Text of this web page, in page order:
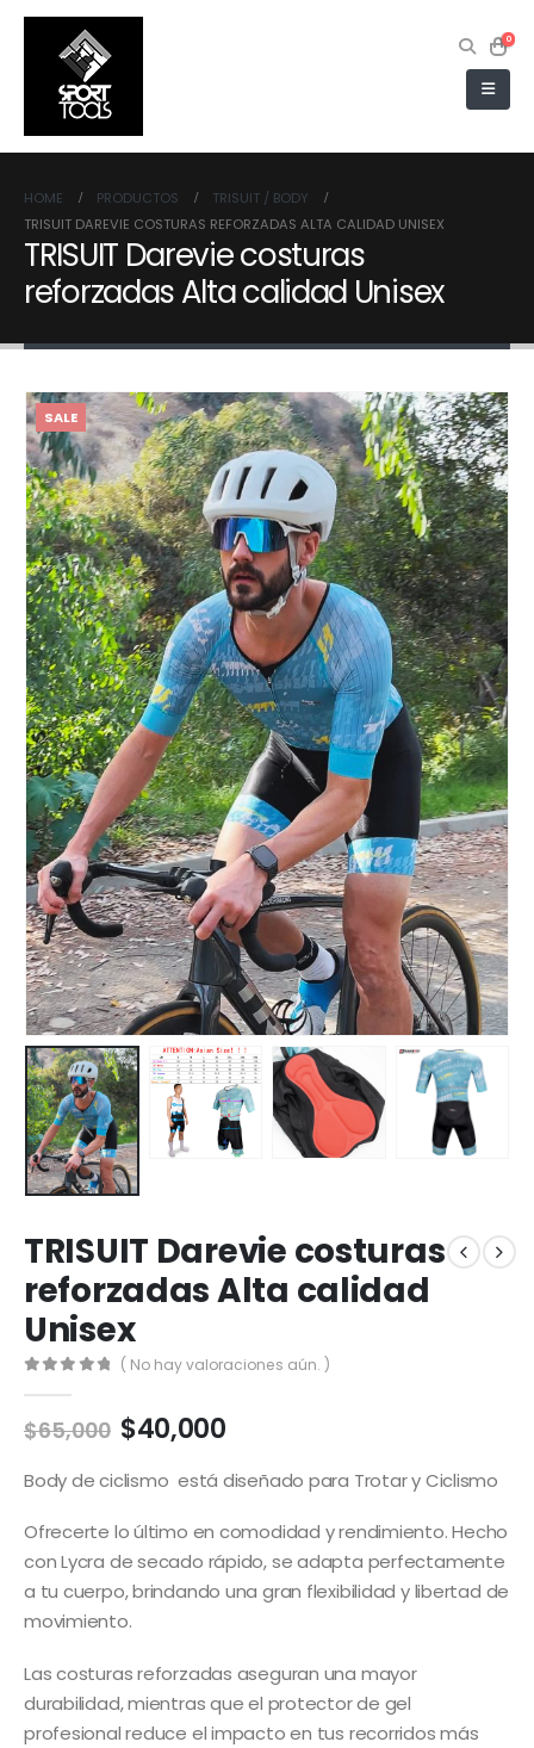
0
HOME PRODUCTOS
TRISUIT / BODY
TRISUIT DAREVIE COSTURAS REFORZADAS ALTA CALIDAD UNISEX
TRISUIT Darevie costuras
reforzadas Alta calidad Unisex
SALE
TRISUIT Darevie costuras
reforzadas Alta calidad
Unisex
( No hay valoraciones aún. )
$65,000 El
precio
original
$65,000.
$40,000El
actual
$40,000.
Body de ciclismo está diseñado para Trotar y Ciclismo
Ofrecerte lo último en comodidad y rendimiento. Hecho
con Lycra de secado rápido, se adapta perfectamente
a tu cuerpo, brindando una gran flexibilidad y libertad de
movimiento.
Las costuras reforzadas aseguran una mayor
durabilidad, mientras que el protector de gel
profesional reduce el impacto en tus recorridos más